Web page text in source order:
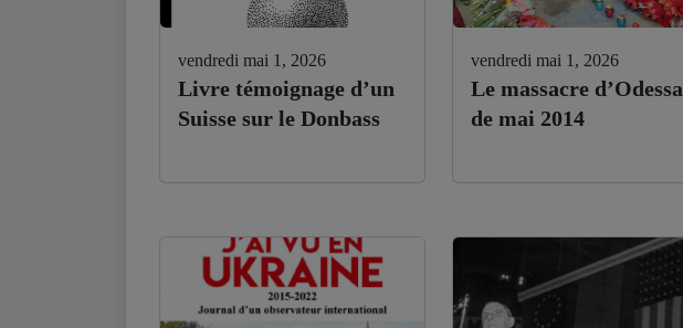
vendredi mai 1, 2026
Livre témoignage d’un
Suisse sur le Donbass
vendredi mai 1, 2026
Le massacre d’Odessa
de mai 2014